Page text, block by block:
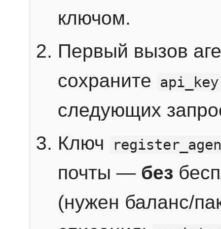
ключом.
Первый вызов
сохраните
api_key
следующих
Ключ
почты — без
(нужен баланс/